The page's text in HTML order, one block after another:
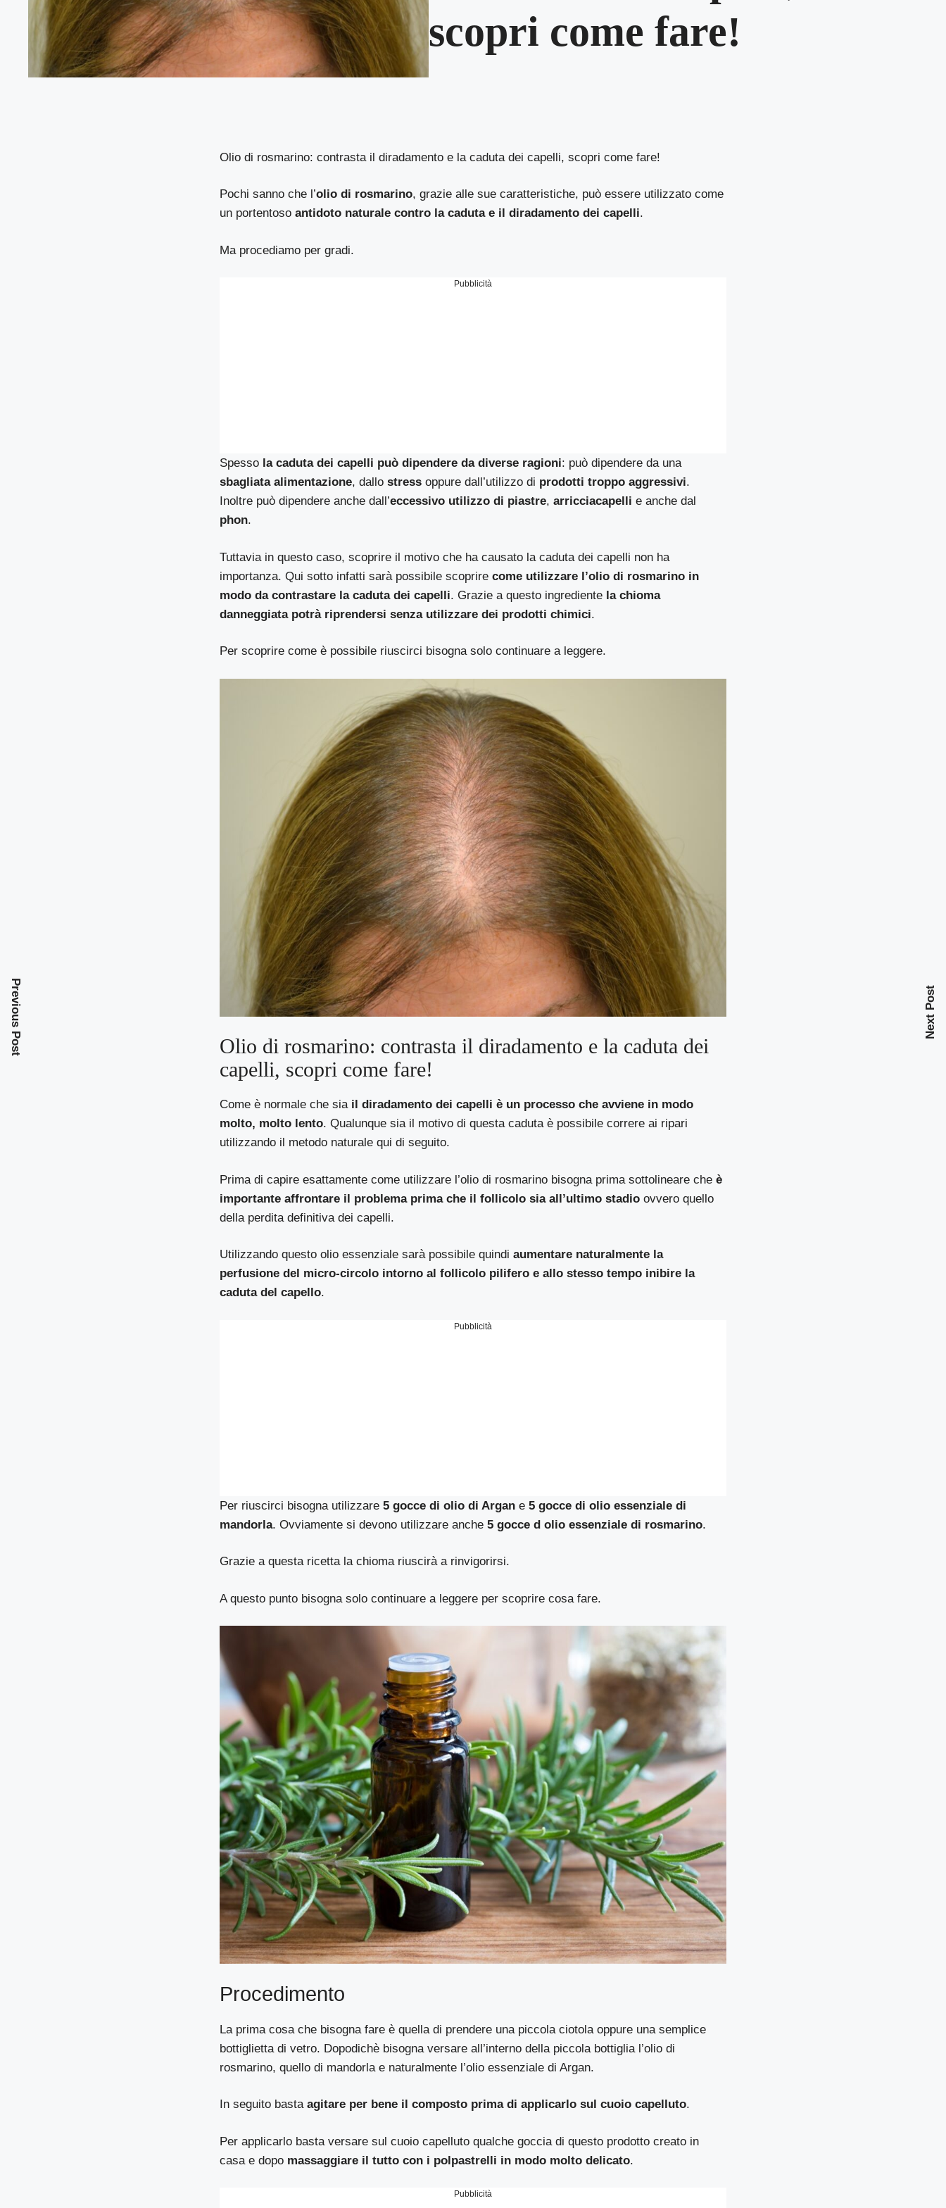
scopri come fare!
Olio di rosmarino: contrasta il diradamento e la caduta dei capelli, scopri come fare!
Pochi sanno che l’olio di rosmarino, grazie alle sue caratteristiche, può essere utilizzato come
un portentosoantidoto naturale contro la caduta e il diradamento dei capelli.
Ma procediamo per gradi.
Pubblicità
Spesso la caduta dei capelli può dipendere da diverse ragioni: può dipendere da una
sbagliata alimentazione, dallostress oppure dall’utilizzo di prodotti troppo aggressivi.
Inoltre può dipendere anche dall’eccessivo utilizzo di piastre,arricciacapelli e anche dal
phon.
Tuttavia in questo caso, scoprire il motivo che ha causato la caduta dei capelli non ha
importanza. Qui sotto infatti sarà possibile scoprirecome utilizzare l’olio di rosmarino in
modo da contrastare la caduta dei capelli. Grazie a questo ingrediente la chioma
danneggiata potrà riprendersi senza utilizzare dei prodotti chimici.
Per scoprire come è possibile riuscirci bisogna solo continuare a leggere.
Olio di rosmarino: contrasta il diradamento e la caduta dei
capelli, scopri come fare!
Come è normale che sia il diradamento dei capelli è un processo che avviene in modo
molto, molto lento. Qualunque sia il motivo di questa caduta è possibile correre ai ripari
utilizzando il metodo naturale qui di seguito.
Prima di capire esattamente come utilizzare l’olio di rosmarino bisogna prima sottolineare che è
importante affrontare il problema prima che il follicolo sia all’ultimo stadio ovvero quello
della perdita definitiva dei capelli.
Utilizzando questo olio essenziale sarà possibile quindi aumentare naturalmente la
perfusione del micro-circolo intorno al follicolo pilifero e allo stesso tempo inibire la
caduta del capello.
Pubblicità
Per riuscirci bisogna utilizzare5 gocce di olio di Argan e5 gocce di olio essenziale di
mandorla. Ovviamente si devono utilizzare anche5 gocce d olio essenziale di rosmarino.
Grazie a questa ricetta la chioma riuscirà a rinvigorirsi.
A questo punto bisogna solo continuare a leggere per scoprire cosa fare.
Procedimento
La prima cosa che bisogna fare è quella di prendere una piccola ciotola oppure una semplice
bottiglietta di vetro. Dopodichè bisogna versare all’interno della piccola bottiglia l’olio di
rosmarino, quello di mandorla e naturalmente l’olio essenziale di Argan.
In seguito bastaagitare per bene il composto prima di applicarlo sul cuoio capelluto.
Per applicarlo basta versare sul cuoio capelluto qualche goccia di questo prodotto creato in
casa e dopo massaggiare il tutto con i polpastrelli in modo molto delicato.
Pubblicità
Previous Post Next Post